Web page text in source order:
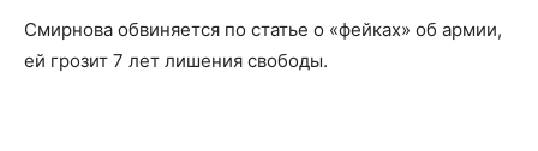
Смирнова обвиняется по статье о «фейках» об армии,
ей грозит 7 лет лишения свободы.